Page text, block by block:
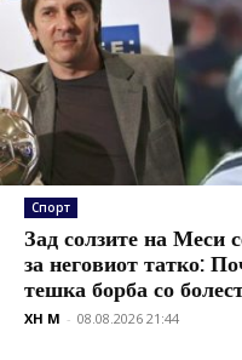
Спорт
Зад солзите на Меси
за неговиот татко:
тешка борба со
XH M - 08.08.2026 21:44